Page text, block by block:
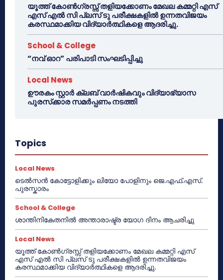
യൂത്ത് കോൺഗ്രസ്സ് തളിയക്കോണം മേഖല കമ്മറ്റി എസ്
എസ് എൽ സി പ്ലസ് ടു പരീക്ഷകളിൽ ഉന്നതവിജയം
കരസ്ഥമാക്കിയ വിദ്യാർത്ഥികളെ ആദരിച്ചു.
School & College
“നവ് ഓറ” പരിപാടി സംഘടിപ്പിച്ചു
Local News
ഊരകം സ്റ്റാർ ക്ലബ് വാർഷികവും വിദ്യാഭ്യാസ
പുരസ്‌ക്കാര സമർപ്പണം നടത്തി
Topics
Local News
ടെൽസൻ കോട്ടോളിക്കും ലിയോ പോളിനും ജെ.എഫ്.എസ്.
പുരസ്കാരം
School & College
ശാന്തിനികേതനിൽ അന്താരാഷ്ട്ര യോഗ ദിനം ആചരിച്ചു
Local News
യൂത്ത് കോൺഗ്രസ്സ് തളിയക്കോണം മേഖല കമ്മറ്റി എസ്
എസ് എൽ സി പ്ലസ് ടു പരീക്ഷകളിൽ ഉന്നതവിജയം
കരസ്ഥമാക്കിയ വിദ്യാർത്ഥികളെ ആദരിച്ചു.